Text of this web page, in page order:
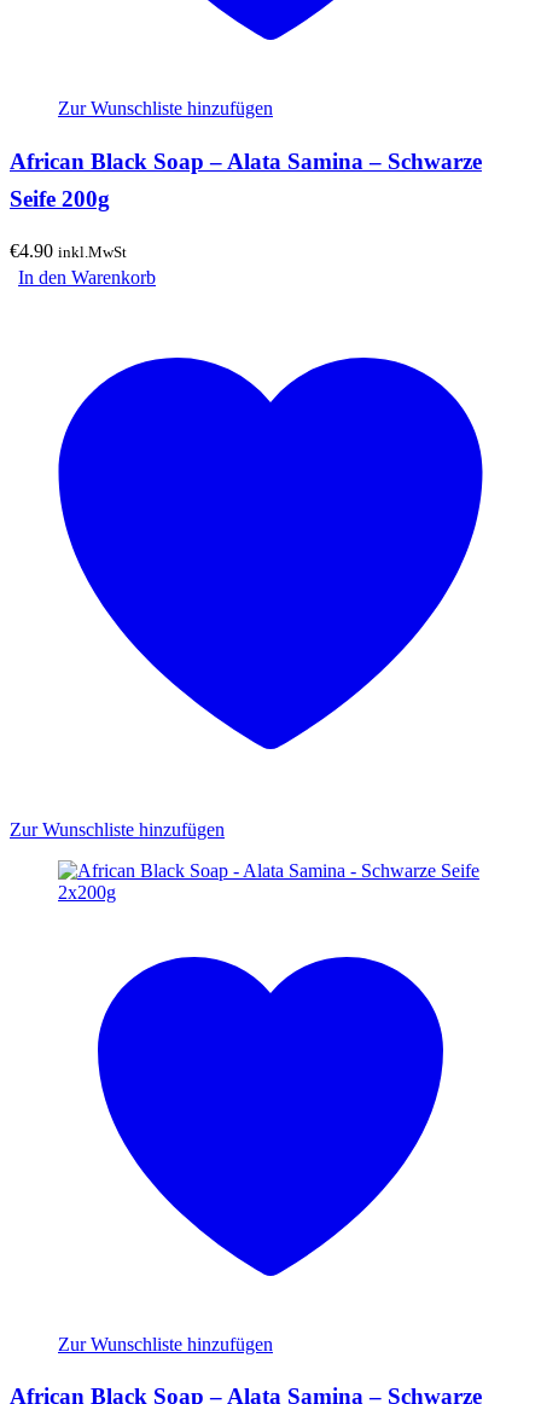
Zur Wunschliste hinzufügen
African Black Soap – Alata Samina – Schwarze
Seife 200g
€4.90 inkl.MwSt
In den Warenkorb
Zur Wunschliste hinzufügen
Zur Wunschliste hinzufügen
African Black Soap – Alata Samina – Schwarze